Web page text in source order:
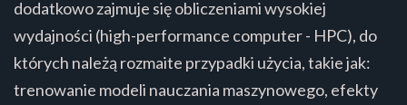
dodatkowo zajmuje się obliczeniami wysokiej
wydajności (high-performance computer - HPC), do
których należą rozmaite przypadki użycia, takie jak:
trenowanie modeli nauczania maszynowego, efekty